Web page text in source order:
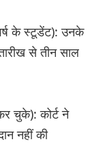
के स्टूडेंट): उनके
से तीन साल
चुके): कोर्ट ने
नहीं की